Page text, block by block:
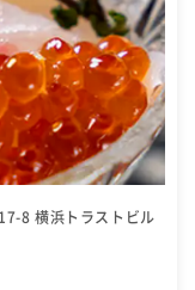
8 横浜トラストビル